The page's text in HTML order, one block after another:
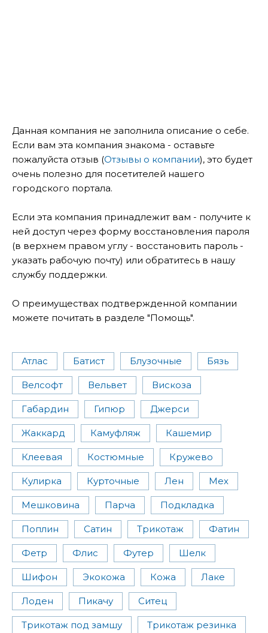
Данная компания не заполнила описание о себе.
Если вам эта компания знакома - оставьте
пожалуйста отзыв (Отзывы о компании), это будет
очень полезно для посетителей нашего
городского портала.
Если эта компания принадлежит вам - получите к
ней доступ через форму восстановления пароля
(в верхнем правом углу - восстановить пароль -
указать рабочую почту) или обратитесь в нашу
службу поддержки.
О преимуществах подтвержденной компании
можете почитать в разделе "Помощь".
Атлас Батист Блузочные Бязь
Велсофт Вельвет Вискоза
Габардин Гипюр Джерси
Жаккард Камуфляж Кашемир
Клеевая Костюмные Кружево
Кулирка Курточные Лен Мех
Мешковина Парча Подкладка
Поплин Сатин Трикотаж Фатин
Фетр Флис Футер Шелк
Шифон Экокожа Кожа Лаке
Лоден Пикачу Ситец
Трикотаж под замшу Трикотаж резинка